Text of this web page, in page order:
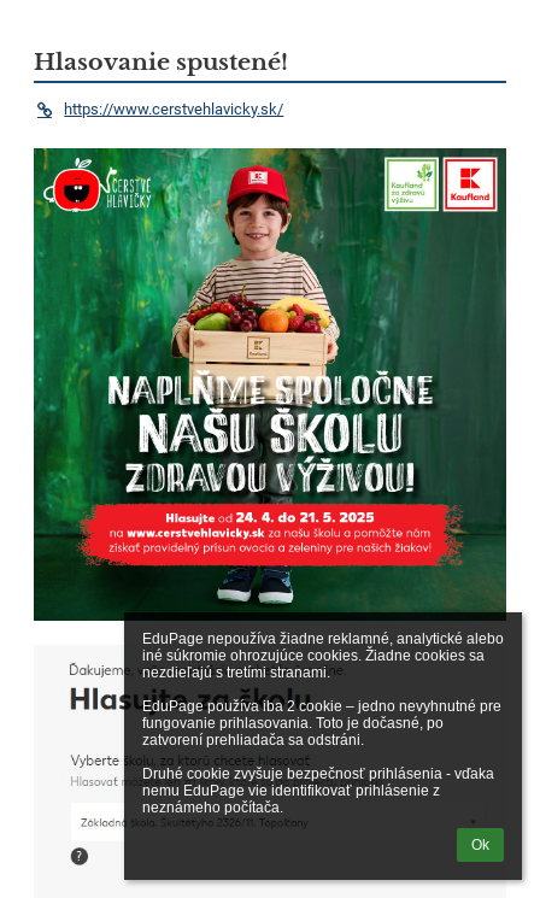
EduPage nepoužíva žiadne reklamné, analytické alebo
iné súkromie ohrozujúce cookies. Žiadne cookies sa
nezdieľajú s tretími stranami.
EduPage používa iba 2 cookie – jedno nevyhnutné pre
fungovanie prihlasovania. Toto je dočasné, po
zatvorení prehliadača sa odstráni.
Druhé cookie zvyšuje bezpečnosť prihlásenia - vďaka
nemu EduPage vie identifikovať prihlásenie z
neznámeho počítača.
Ok
Hlasovanie spustené!
https://www.cerstvehlavicky.sk/